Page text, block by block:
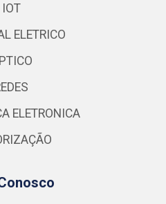
IOT
ELETRICO
ELETRONICA